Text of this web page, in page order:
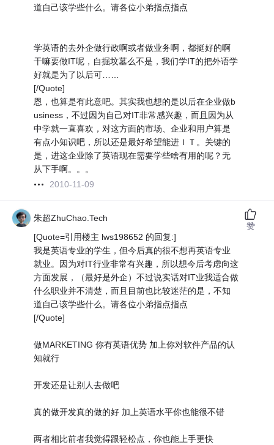
道自己该学些什么。请各位小弟指点指点
学英语的去外企做行政啊或者做业务啊，都挺好的啊
干嘛要做IT呢，自掘坟墓么不是，我们学IT的把外语学
好就是为了以后可……
[/Quote]
恩，也算是有此意吧。其实我也想的是以后在企业做b
usiness，不过因为自己对IT非常感兴趣，而且因为从
中学就一直喜欢，对这方面的市场、企业和用户算是
有点小知识吧，所以还是最好希望能进ＩＴ。关键的
是，进这企业除了英语现在需要学些啥有用的呢？无
从下手啊。。。
2010-11-09
朱超ZhuChao.Tech
[Quote=引用楼主 lws198652 的回复:]
我是英语专业的学生，但今后真的很不想再英语专业
就业。因为对IT行业非常有兴趣，所以想今后考虑向这
方面发展，（最好是外企）不过说实话对IT业我适合做
什么职业并不清楚，而且目前也比较迷茫的是，不知
道自己该学些什么。请各位小弟指点指点
[/Quote]
做MARKETING 你有英语优势 加上你对软件产品的认
知就行
开发还是让别人去做吧
真的做开发真的做的好 加上英语水平你也能很不错
两者相比前者我觉得跟轻松点，你也能上手更快
赞